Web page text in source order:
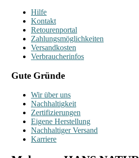
Hilfe
Kontakt
Retourenportal
Zahlungsmöglichkeiten
Versandkosten
Verbraucherinfos
Gute Gründe
Wir über uns
Nachhaltigkeit
Zertifizierungen
Eigene Herstellung
Nachhaltiger Versand
Karriere